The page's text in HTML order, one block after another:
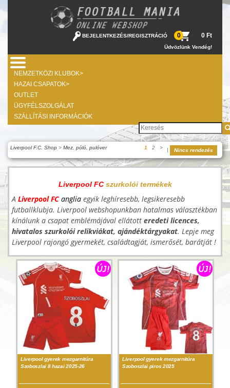
BEJELENTKEZÉS/REGISZTRÁCIÓ 0 0 Ft
Üdvözlünk Vendég!
NEMZETKÖZI KLUBOK>
HAZAI CSAPATOK>
OUTLET
ÜGYFÉLSZOLGÁLAT
SZÁLLÍTÁSI INFORMÁCIÓK
Liverpool F.C. Shop > Mez, póló, pulóver 1 2 > Nincs rendezés
Liverpool FCszurkolói termékek
A LiverpoolFC anglia egyik leghíresebb, legsikeresebb
futballklubja. Liverpool webshopunkban hatalmas választékban
kínálunk a csapat emblémájával ellátott eredeti licences,
hivatalos szurkolói relikviákat, ajándéktárgyakat. Lepje meg
Liverpool rajongó gyermekét, családtagját, ismerősét, barátját !
Liverpool gyerek mezgarnitúra
Szoboszlai 8 hazai 2025-26
Liverpool gyerek mezgarnitúra
Szoboszlai piros 2025